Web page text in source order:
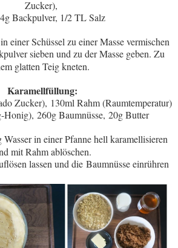
Zucker),
Backpulver, 1/2 TL Salz
einer Schüssel zu einer Masse vermischen
sieben und zu der Masse geben. Zu
glatten Teig kneten.
Karamellfüllung:
Zucker), 130ml Rahm (Raumtemperatur)
260g Baumnüsse, 20g Butter
in einer Pfanne hell karamellisieren
mit Rahm ablöschen.
lassen und die Baumnüsse einrühren